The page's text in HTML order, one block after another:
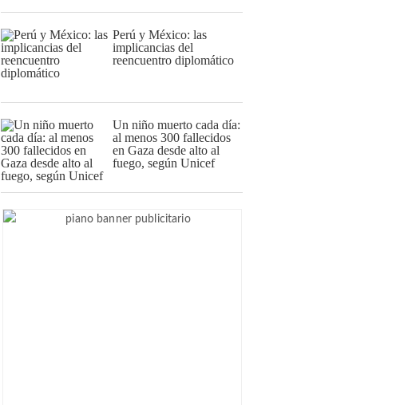
Perú y México: las
implicancias del
reencuentro diplomático
Un niño muerto cada día:
al menos 300 fallecidos
en Gaza desde alto al
fuego, según Unicef